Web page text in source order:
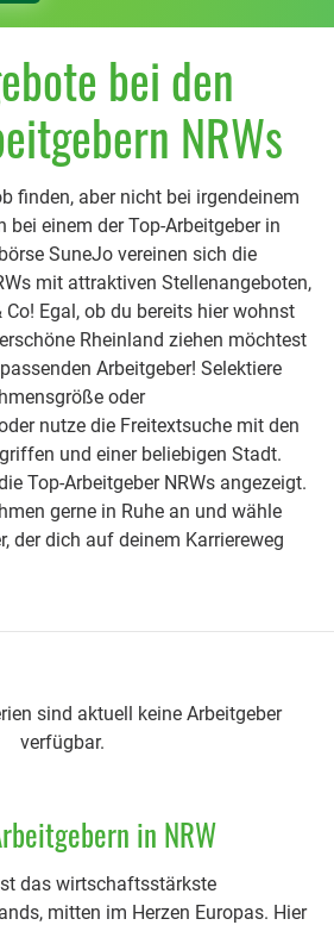
bei den
NRWs
finden, aber nicht bei irgendeinem
bei einem der Top-Arbeitgeber in
SuneJo vereinen sich die
mit attraktiven Stellenangeboten,
Egal, ob du bereits hier wohnst
Rheinland ziehen möchtest
Arbeitgeber! Selektiere
oder
nutze die Freitextsuche mit den
und einer beliebigen Stadt.
Top-Arbeitgeber NRWs angezeigt.
gerne in Ruhe an und wähle
der dich auf deinem Karriereweg
sind aktuell keine Arbeitgeber
verfügbar.
in NRW
das wirtschaftsstärkste
mitten im Herzen Europas. Hier